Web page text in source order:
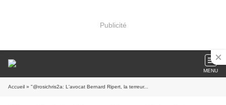
Publicité
MENU
Accueil » "@rosichris2a: L'avocat Bernard Ripert, la terreur...